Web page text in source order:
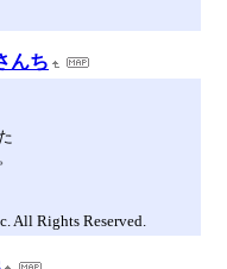
んち
All Rights Reserved.